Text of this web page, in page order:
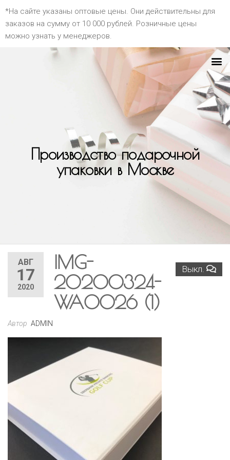
*На сайте указаны оптовые цены. Они действительны для
заказов на сумму от 10 000 рублей. Розничные цены
можно узнать у менеджеров.
Производство подарочной
упаковки в Москве
АВГ
17
2020
Выкл.
IMG-
20200324-
WA0026 (1)
Автор ADMIN